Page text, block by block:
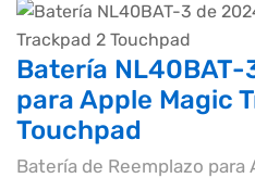
Batería
para Apple Magic
Touchpad
Batería de Reemplazo para